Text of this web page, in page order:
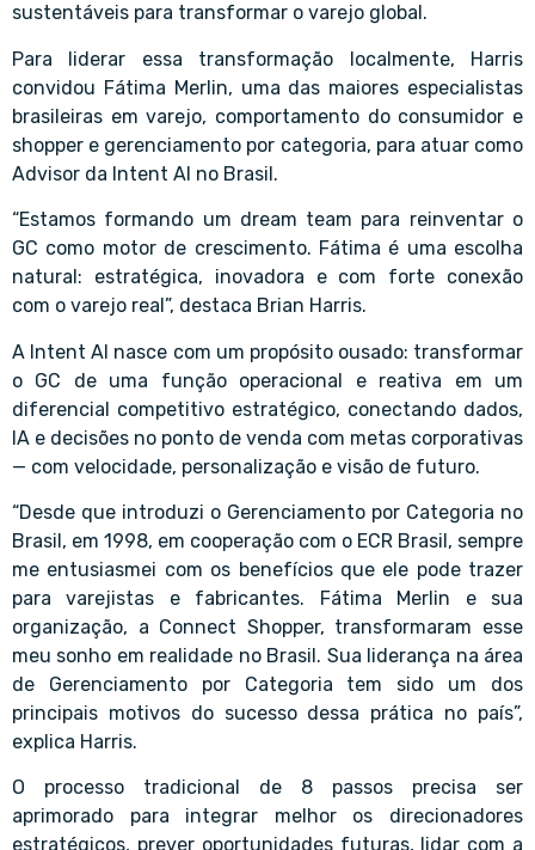
sustentáveis para transformar o varejo global.
Para liderar essa transformação localmente, Harris
convidou Fátima Merlin, uma das maiores especialistas
brasileiras em varejo, comportamento do consumidor e
shopper e gerenciamento por categoria, para atuar como
Advisor da Intent AI no Brasil.
“Estamos formando um dream team para reinventar o
GC como motor de crescimento. Fátima é uma escolha
natural: estratégica, inovadora e com forte conexão
com o varejo real”, destaca Brian Harris.
A Intent AI nasce com um propósito ousado: transformar
o GC de uma função operacional e reativa em um
diferencial competitivo estratégico, conectando dados,
IA e decisões no ponto de venda com metas corporativas
— com velocidade, personalização e visão de futuro.
“Desde que introduzi o Gerenciamento por Categoria no
Brasil, em 1998, em cooperação com o ECR Brasil, sempre
me entusiasmei com os benefícios que ele pode trazer
para varejistas e fabricantes. Fátima Merlin e sua
organização, a Connect Shopper, transformaram esse
meu sonho em realidade no Brasil. Sua liderança na área
de Gerenciamento por Categoria tem sido um dos
principais motivos do sucesso dessa prática no país”,
explica Harris.
O processo tradicional de 8 passos precisa ser
aprimorado para integrar melhor os direcionadores
estratégicos, prever oportunidades futuras, lidar com a